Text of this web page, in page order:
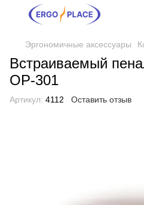
Эргономичные аксессуары
Встраиваемый
ОР-301
Артикул: 4112 Оставить отзыв